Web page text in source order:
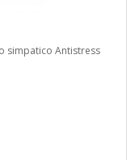
simpatico Antistress